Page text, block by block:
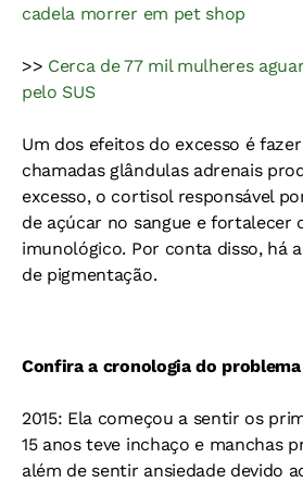
cadela morrer em pet shop
>> Cerca de 77 mil mulheres
pelo SUS
Um dos efeitos do excesso é
chamadas glândulas adrenais
excesso, o cortisol responsável
de açúcar no sangue e fortalecer
imunológico. Por conta disso, há
de pigmentação.
Confira a cronologia do
2015: Ela começou a sentir os
15 anos teve inchaço e manchas
além de sentir ansiedade devido